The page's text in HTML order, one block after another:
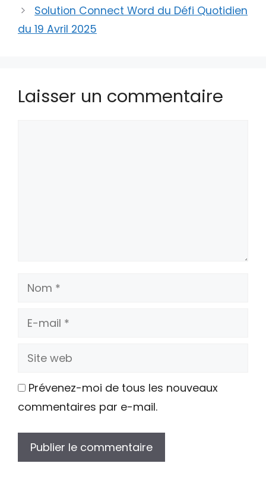
Solution Connect Word du Défi Quotidien
du 19 Avril 2025
Laisser un commentaire
Nom
E-
Site
Prévenez-moi de tous les nouveaux
commentaires par e-mail.